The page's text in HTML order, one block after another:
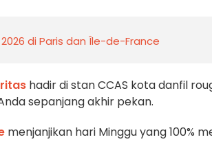
di Paris dan Île-de-France
hadir di stan CCAS kota danfil
sepanjang akhir pekan.
menjanjikan hari Minggu yang 100%